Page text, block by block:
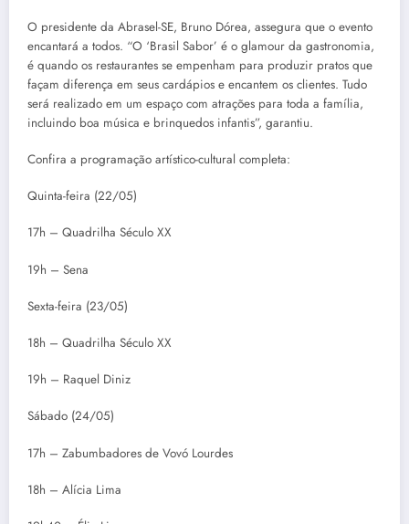
O presidente da Abrasel-SE, Bruno Dórea, assegura que o evento
encantará a todos. “O ‘Brasil Sabor’ é o glamour da gastronomia,
é quando os restaurantes se empenham para produzir pratos que
façam diferença em seus cardápios e encantem os clientes. Tudo
será realizado em um espaço com atrações para toda a família,
incluindo boa música e brinquedos infantis”, garantiu.
Confira a programação artístico-cultural completa:
Quinta-feira (22/05)
17h – Quadrilha Século XX
19h – Sena
Sexta-feira (23/05)
18h – Quadrilha Século XX
19h – Raquel Diniz
Sábado (24/05)
17h – Zabumbadores de Vovó Lourdes
18h – Alícia Lima